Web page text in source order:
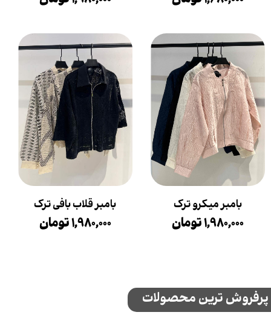
بامبر میکرو ترک
۱,۹۸۰,۰۰۰ تومان
بامبر قلاب بافی ترک
۱,۹۸۰,۰۰۰ تومان
پرفروش ترین محصولات